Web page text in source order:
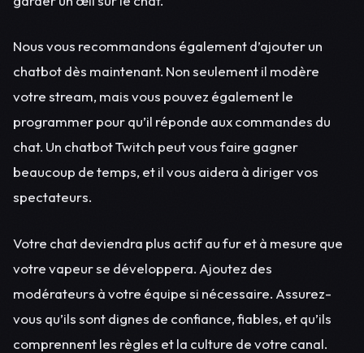
Nous vous recommandons également d’ajouter un
chatbot dès maintenant. Non seulement il modère
votre stream, mais vous pouvez également le
programmer pour qu’il réponde aux commandes du
chat. Un chatbot Twitch peut vous faire gagner
beaucoup de temps, et il vous aidera à diriger vos
spectateurs.
Votre chat deviendra plus actif au fur et à mesure que
votre vapeur se développera. Ajoutez des
modérateurs à votre équipe si nécessaire. Assurez-
vous qu’ils sont dignes de confiance, fiables, et qu’ils
comprennent les règles et la culture de votre canal.